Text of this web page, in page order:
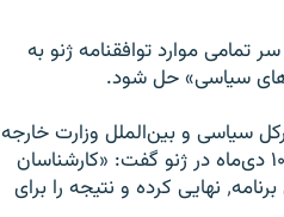
اسلامی می‌گوید ایران و ۱+۵ هنوز بر سر تمامی موارد توافقنامه ژنو به
سیاسی» حل شود.
جمهوری اسلامی٬ ایرنا٬ حمید بعیدی‌نژاد٬ مدیرکل سیاسی و بین‌الملل وزارت خارجه
ایران روز چهارشنبه٬ ۱۱ دی‌ماه با اشاره به مذاکرات کارشناسی ۹ و ۱۰ دی‌ماه در ژنو گفت: «کارشناسان
ایران و ۱+۵ بررسی‌های کارشناسی خود را در قبال اقدامات اجرایی برنامه٬ نهایی کرده و نتیجه را برای